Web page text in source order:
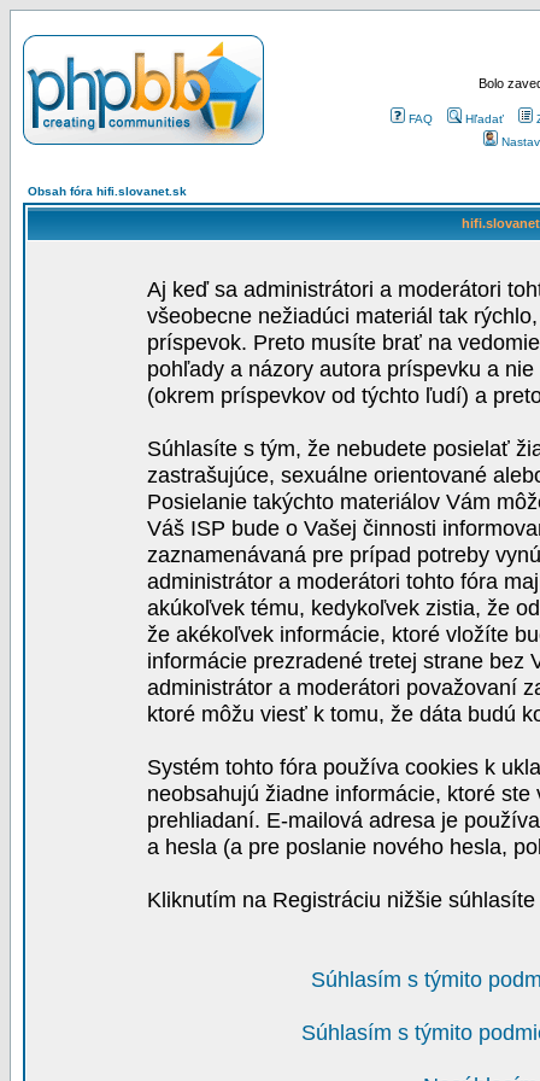
Bolo
FAQ Hľadať
Obsah fóra hifi.slovanet.sk
Aj keď sa administrátori a moderátori
všeobecne nežiadúci materiál tak
príspevok. Preto musíte brať na
pohľady a názory autora príspevku a
(okrem príspevkov od týchto ľudí) a
Súhlasíte s tým, že nebudete posielať
zastrašujúce, sexuálne orientované
Posielanie takýchto materiálov Vám
Váš ISP bude o Vašej činnosti
zaznamenávaná pre prípad potreby
administrátor a moderátori tohto fóra
akúkoľvek tému, kedykoľvek zistia, že
že akékoľvek informácie, ktoré vložíte
informácie prezradené tretej strane bez
administrátor a moderátori považovaní
ktoré môžu viesť k tomu, že dáta budú
Systém tohto fóra používa cookies k
neobsahujú žiadne informácie, ktoré
prehliadaní. E-mailová adresa je
a hesla (a pre poslanie nového hesla,
Kliknutím na Registráciu nižšie
Súhlasím s týmito
Súhlasím s týmito